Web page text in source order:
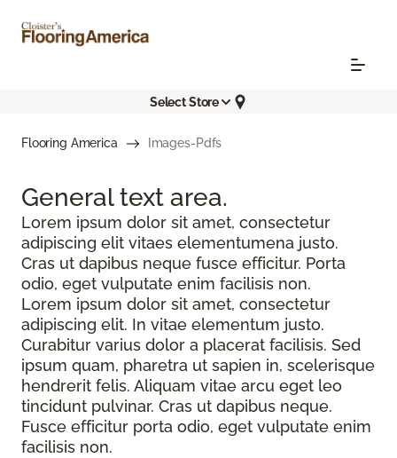
Select Store
Flooring America Images-Pdfs
General text area.
Lorem ipsum dolor sit amet, consectetur
adipiscing elit vitaes elementumena justo.
Cras ut dapibus neque fusce efficitur. Porta
odio, eget vulputate enim facilisis non.
Lorem ipsum dolor sit amet, consectetur
adipiscing elit. In vitae elementum justo.
Curabitur varius dolor a placerat facilisis. Sed
ipsum quam, pharetra ut sapien in, scelerisque
hendrerit felis. Aliquam vitae arcu eget leo
tincidunt pulvinar. Cras ut dapibus neque.
Fusce efficitur porta odio, eget vulputate enim
facilisis non.